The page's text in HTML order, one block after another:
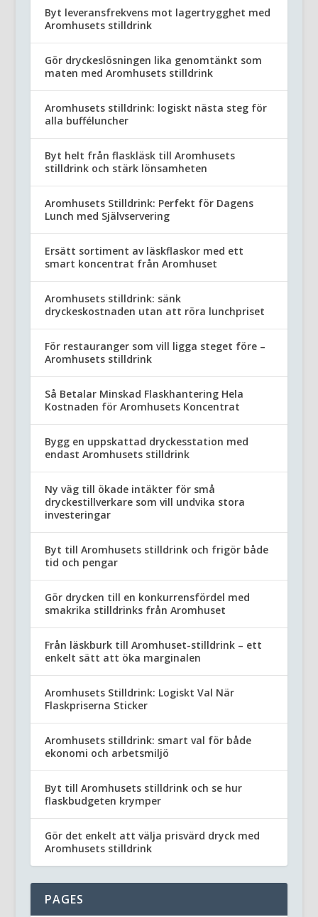
Byt leveransfrekvens mot lagertrygghet med
Aromhusets stilldrink
Gör dryckeslösningen lika genomtänkt som
maten med Aromhusets stilldrink
Aromhusets stilldrink: logiskt nästa steg för
alla bufféluncher
Byt helt från flaskläsk till Aromhusets
stilldrink och stärk lönsamheten
Aromhusets Stilldrink: Perfekt för Dagens
Lunch med Självservering
Ersätt sortiment av läskflaskor med ett
smart koncentrat från Aromhuset
Aromhusets stilldrink: sänk
dryckeskostnaden utan att röra lunchpriset
För restauranger som vill ligga steget före –
Aromhusets stilldrink
Så Betalar Minskad Flaskhantering Hela
Kostnaden för Aromhusets Koncentrat
Bygg en uppskattad dryckesstation med
endast Aromhusets stilldrink
Ny väg till ökade intäkter för små
dryckestillverkare som vill undvika stora
investeringar
Byt till Aromhusets stilldrink och frigör både
tid och pengar
Gör drycken till en konkurrensfördel med
smakrika stilldrinks från Aromhuset
Från läskburk till Aromhuset-stilldrink – ett
enkelt sätt att öka marginalen
Aromhusets Stilldrink: Logiskt Val När
Flaskpriserna Sticker
Aromhusets stilldrink: smart val för både
ekonomi och arbetsmiljö
Byt till Aromhusets stilldrink och se hur
flaskbudgeten krymper
Gör det enkelt att välja prisvärd dryck med
Aromhusets stilldrink
PAGES